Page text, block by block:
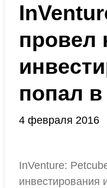
провел
попал
4 февраля 2016
InVenture:
инвестирования